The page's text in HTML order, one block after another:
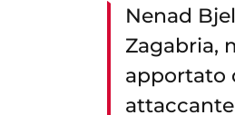
Nenad
Zagabria,
apportato